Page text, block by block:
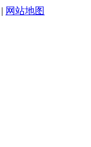
| 网站地图